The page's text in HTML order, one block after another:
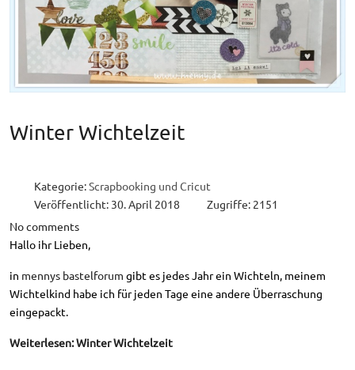
Winter Wichtelzeit
Kategorie:Scrapbooking und Cricut
Veröffentlicht: 30. April 2018
Zugriffe: 2151
No comments
Hallo ihr Lieben,
in mennys bastelforum gibt es jedes Jahr ein Wichteln, meinem
Wichtelkind habe ich für jeden Tage eine andere Überraschung
eingepackt.
Weiterlesen: Winter Wichtelzeit